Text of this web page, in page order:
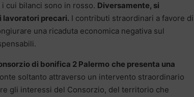
cui bilanci sono in rosso. Diversamente, si
lavoratori precari. I contributi straordinari a favore di
una ricaduta economica negativa sul
di bonifica 2 Palermo che presenta una
soltanto attraverso un intervento straordinario
gli interessi del Consorzio, del territorio che